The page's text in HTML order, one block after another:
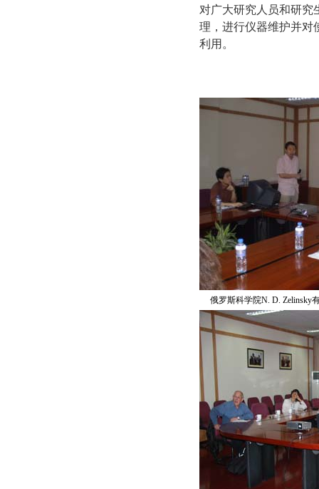
对广大研究人员和研究
理，进行仪器维护并对
利用。
俄罗斯科学院N. D.